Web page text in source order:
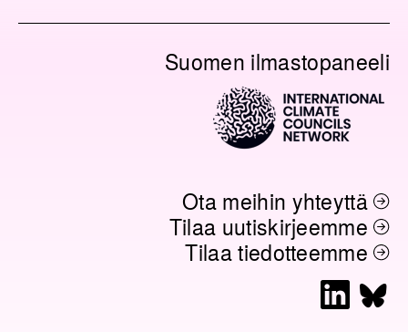
Suomen ilmastopaneeli
Ota meihin yhteyttä
Tilaa uutiskirjeemme
Tilaa tiedotteemme
L